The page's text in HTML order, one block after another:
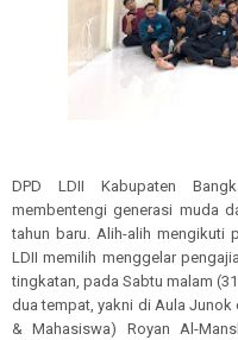
DPD LDII Kabupaten
membentengi generasi muda
tahun baru. Alih-alih mengikuti
LDII memilih menggelar
tingkatan, pada Sabtu malam
dua tempat, yakni di Aula Junok
& Mahasiswa) Royan Al-